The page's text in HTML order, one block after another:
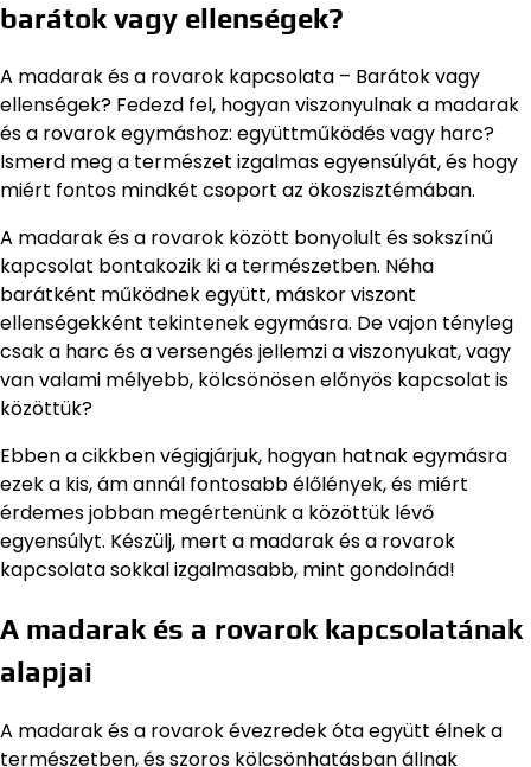
barátok vagy ellenségek?
A madarak és a rovarok kapcsolata – Barátok vagy
ellenségek? Fedezd fel, hogyan viszonyulnak a madarak
és a rovarok egymáshoz: együttműködés vagy harc?
Ismerd meg a természet izgalmas egyensúlyát, és hogy
miért fontos mindkét csoport az ökoszisztémában.
A madarak és a rovarok között bonyolult és sokszínű
kapcsolat bontakozik ki a természetben. Néha
barátként működnek együtt, máskor viszont
ellenségekként tekintenek egymásra. De vajon tényleg
csak a harc és a versengés jellemzi a viszonyukat, vagy
van valami mélyebb, kölcsönösen előnyös kapcsolat is
közöttük?
Ebben a cikkben végigjárjuk, hogyan hatnak egymásra
ezek a kis, ám annál fontosabb élőlények, és miért
érdemes jobban megértenünk a közöttük lévő
egyensúlyt. Készülj, mert a madarak és a rovarok
kapcsolata sokkal izgalmasabb, mint gondolnád!
A madarak és a rovarok kapcsolatának
alapjai
A madarak és a rovarok évezredek óta együtt élnek a
természetben, és szoros kölcsönhatásban állnak